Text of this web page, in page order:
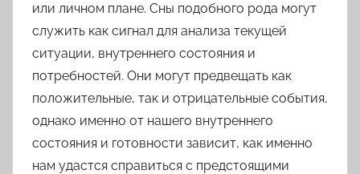
или личном плане. Сны подобного рода могут
служить как сигнал для анализа текущей
ситуации, внутреннего состояния и
потребностей. Они могут предвещать как
положительные, так и отрицательные события,
однако именно от нашего внутреннего
состояния и готовности зависит, как именно
нам удастся справиться с предстоящими